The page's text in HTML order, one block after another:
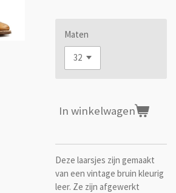
Maten
In winkelwagen
Deze laarsjes zijn gemaakt
van een vintage bruin kleurig
leer. Ze zijn afgewerkt